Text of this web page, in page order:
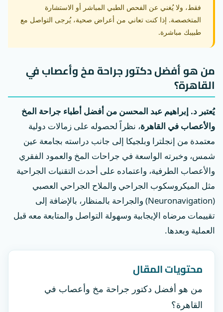
فقط، ولا يُغني عن الفحص الطبي المباشر أو الاستشارة
المتخصصة. إذا كنت تعاني من أعراض صحية، يُرجى التواصل مع
طبيبك مباشرة.
من هو أفضل دكتور جراحة مخ وأعصاب في
القاهرة؟
يُعتبر د. إبراهيم عبد المحسن من أفضل أطباء جراحة المخ
والأعصاب في القاهرة، نظراً لحصوله على زمالات دولية
معتمدة من إنجلترا وبلجيكا إلى جانب دراسته بجامعة عين
شمس، وخبرته الواسعة في جراحات المخ والعمود الفقري
والأعصاب الطرفية، واعتماده على أحدث التقنيات الجراحية
مثل الميكروسكوب الجراحي والملاح الجراحي العصبي
(Neuronavigation) والجراحة بالمنظار، بالإضافة إلى
تقييمات مرضاه الإيجابية وسهولة التواصل والمتابعة معه قبل
العملية وبعدها.
محتويات المقال
من هو أفضل دكتور جراحة مخ وأعصاب في
القاهرة؟